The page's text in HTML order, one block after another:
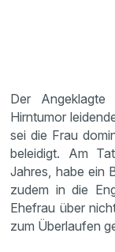
Der
Hirntumor
sei die Frau
beleidigt. Am
Jahres, habe ein
zudem in die
Ehefrau über
zum Überlaufen